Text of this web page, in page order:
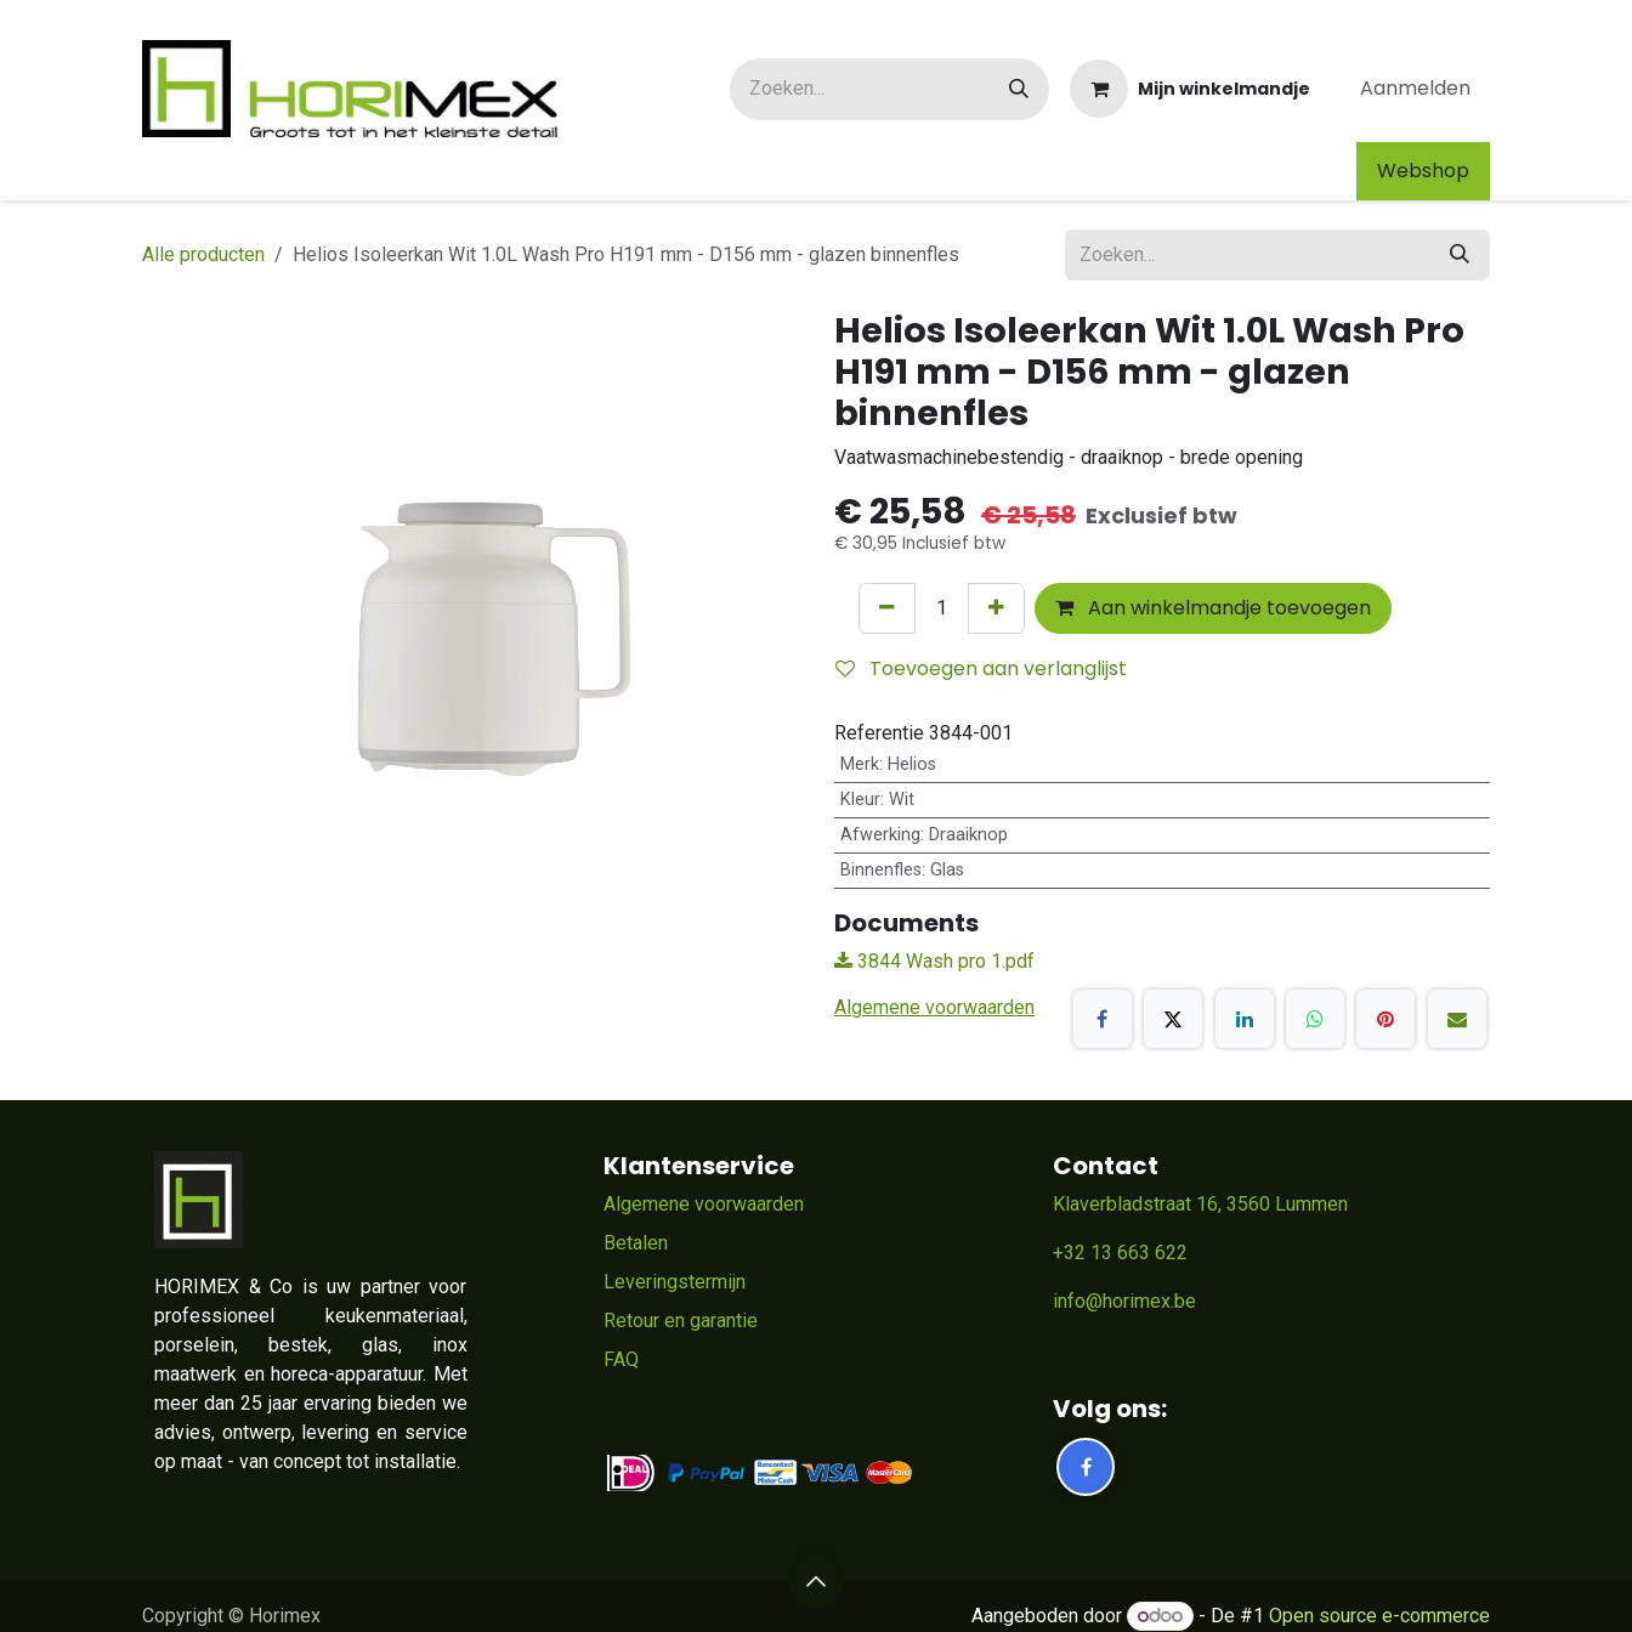
Mijn winkelmandje Aanmelden
Webshop​
Alle producten Helios Isoleerkan Wit 1.0L Wash Pro H191 mm - D156 mm - glazen binnenfles
Helios Isoleerkan Wit 1.0L Wash Pro
H191 mm - D156 mm - glazen
binnenfles
Vaatwasmachinebestendig - draaiknop - brede opening
€ 25,58 €25,58 Exclusief btw
€ 30,95 Inclusief btw
Aan winkelmandje toevoegen
Toevoegen aan verlanglijst
Referentie 3844-001
Merk: Helios
Kleur: Wit
Afwerking: Draaiknop
Binnenfles: Glas
Documents
3844 Wash pro 1.pdf
Algemene voorwaarden
Klantenservice
Algemene voorwaarden
Betalen
Leveringstermijn
Retour en garantie
FAQ
Contact
Klaverbladstraat 16, 3560 Lummen
+32 13 663 622
info@horimex.be
Volg ons:
​HORIMEX & Co is uw partner voor
professioneel keukenmateriaal,
porselein, bestek, glas, inox
maatwerk en horeca-apparatuur. Met
meer dan 25 jaar ervaring bieden we
advies, ontwerp, levering en service
op maat - van concept tot installatie.
Copyright © Horimex Aangeboden door - De #1 Open source e-commerce